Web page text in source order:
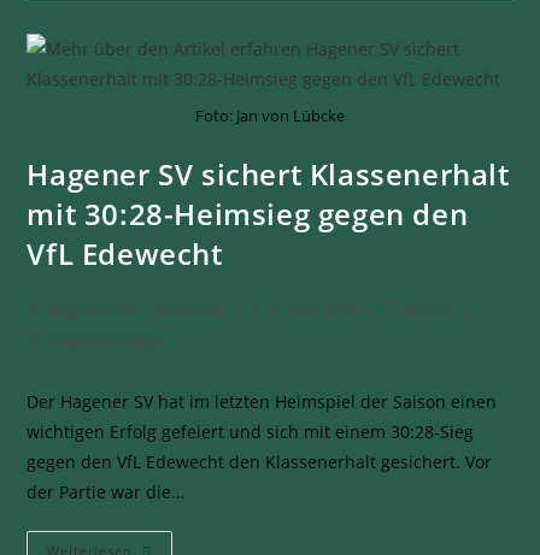
Foto: Jan von Lübcke
Hagener SV sichert Klassenerhalt
mit 30:28-Heimsieg gegen den
VfL Edewecht
Hagener SV - Handball 4. Mai 2026
Herren
0 Kommentare
Der Hagener SV hat im letzten Heimspiel der Saison einen
wichtigen Erfolg gefeiert und sich mit einem 30:28-Sieg
gegen den VfL Edewecht den Klassenerhalt gesichert. Vor
der Partie war die…
Weiterlesen